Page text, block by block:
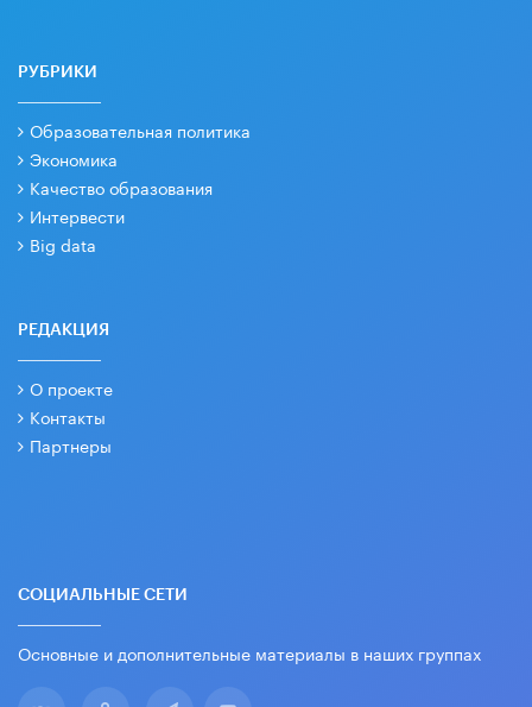
РУБРИКИ
Образовательная политика
Экономика
Качество образования
Интервести
Big data
РЕДАКЦИЯ
О проекте
Контакты
Партнеры
СОЦИАЛЬНЫЕ СЕТИ
Основные и дополнительные материалы в наших группах